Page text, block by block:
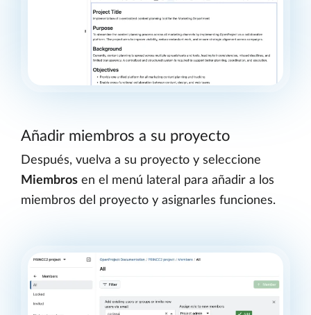
Añadir miembros a su proyecto
Después, vuelva a su proyecto y seleccione
Miembros en el menú lateral para añadir a los
miembros del proyecto y asignarles funciones.